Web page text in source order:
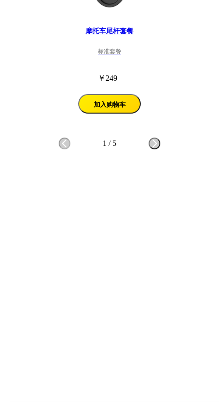
摩托车尾杆套餐
标准套餐
￥249
加入购物车
1 / 5